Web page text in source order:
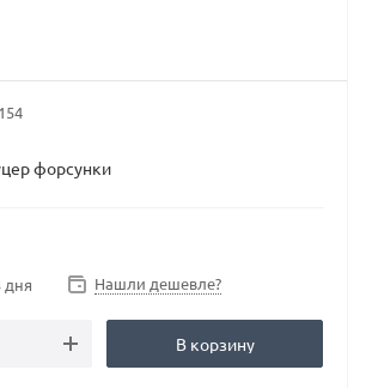
форсунки
дня Нашли дешевле?
В корзину